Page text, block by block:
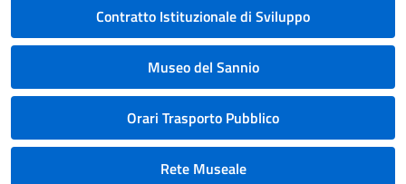
Contratto Istituzionale di Sviluppo
Museo del Sannio
Orari Trasporto Pubblico
Rete Museale